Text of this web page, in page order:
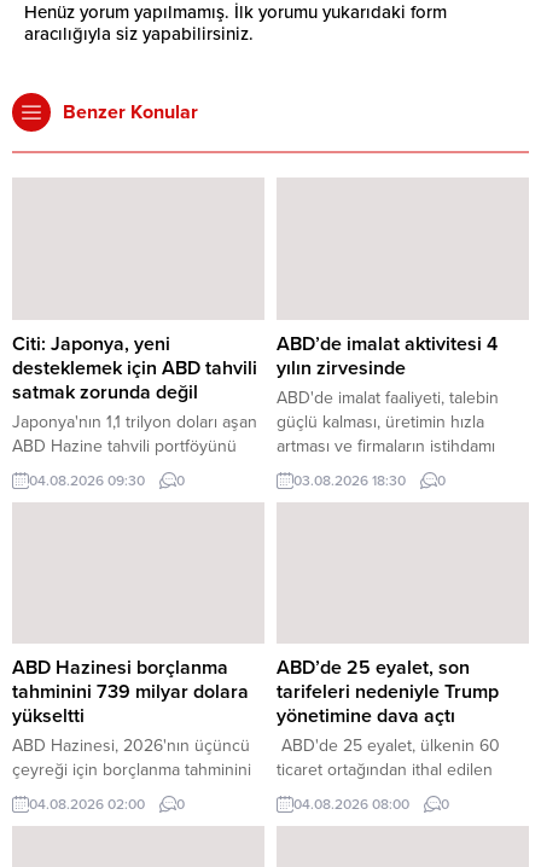
Henüz yorum yapılmamış. İlk yorumu yukarıdaki form
aracılığıyla siz yapabilirsiniz.
Benzer Konular
Citi: Japonya, yeni
desteklemek için ABD tahvili
satmak zorunda değil
Japonya'nın 1,1 trilyon doları aşan
ABD Hazine tahvili portföyünü
satmadan da yeni
destekleyebileceği alternatif
04.08.2026 09:30 0
ABD’de imalat aktivitesi 4
yılın zirvesinde
ABD'de imalat faaliyeti, talebin
güçlü kalması, üretimin hızla
artması ve firmaların istihdamı
artırmasıyla birlikte Temmuz
ayında son dört yılı aşkın sürenin
03.08.2026 18:30 0
ABD Hazinesi borçlanma
tahminini 739 milyar dolara
yükseltti
ABD Hazinesi, 2026'nın üçüncü
çeyreği için borçlanma tahminini
68 milyar dolar artırarak 739
milyar dolara yükseltti.
04.08.2026 02:00 0
ABD’de 25 eyalet, son
tarifeleri nedeniyle Trump
yönetimine dava açtı
ABD'de 25 eyalet, ülkenin 60
ticaret ortağından ithal edilen
ürünlere gümrük vergisi getiren
ABD Başkanı Donald Trump
04.08.2026 08:00 0